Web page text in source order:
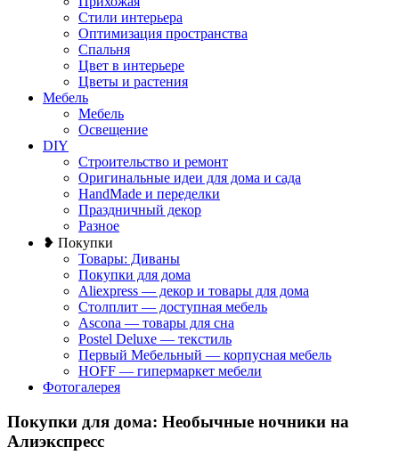
Стили интерьера
Оптимизация пространства
Спальня
Цвет в интерьере
Цветы и растения
Мебель
Мебель
Освещение
DIY
Строительство и ремонт
Оригинальные идеи для дома и сада
HandMade и переделки
Праздничный декор
Разное
❥ Покупки
Товары: Диваны
Покупки для дома
Aliexpress — декор и товары для дома
Столплит — доступная мебель
Ascona — товары для сна
Postel Deluxe — текстиль
Первый Мебельный — корпусная мебель
HOFF — гипермаркет мебели
Фотогалерея
Покупки для дома: Необычные ночники на
Алиэкспресс